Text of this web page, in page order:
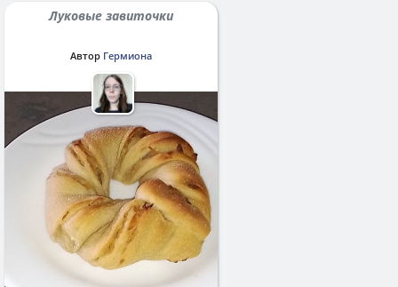
Луковые завиточки
Автор Гермиона